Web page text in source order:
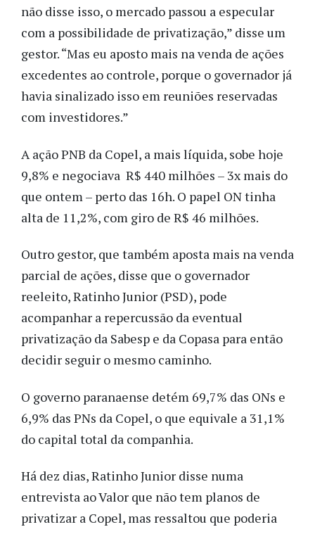
não disse isso, o mercado passou a especular
com a possibilidade de privatização,” disse um
gestor. “Mas eu aposto mais na venda de ações
excedentes ao controle, porque o governador já
havia sinalizado isso em reuniões reservadas
com investidores.”
A ação PNB da Copel, a mais líquida, sobe hoje
9,8% e negociava R$ 440 milhões – 3x mais do
que ontem – perto das 16h. O papel ON tinha
alta de 11,2%, com giro de R$ 46 milhões.
Outro gestor, que também aposta mais na venda
parcial de ações, disse que o governador
reeleito, Ratinho Junior (PSD), pode
acompanhar a repercussão da eventual
privatização da Sabesp e da Copasa para então
decidir seguir o mesmo caminho.
O governo paranaense detém 69,7% das ONs e
6,9% das PNs da Copel, o que equivale a 31,1%
do capital total da companhia.
Há dez dias, Ratinho Junior disse numa
entrevista ao Valor que não tem planos de
privatizar a Copel, mas ressaltou que poderia